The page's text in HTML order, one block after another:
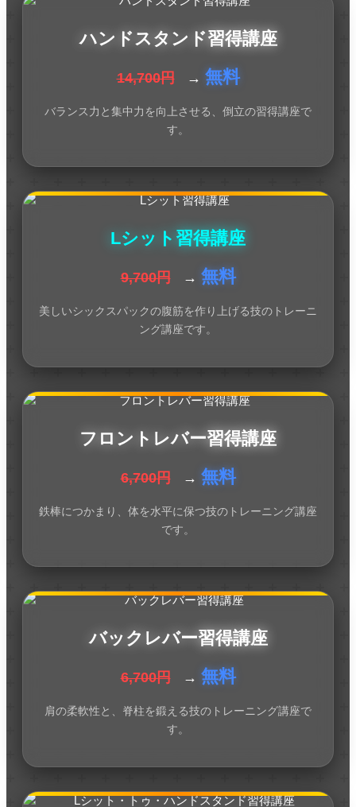
ハンドスタンド習得講座
14,700円 → 無料
バランス力と集中力を向上させる、倒立の習得講座で
す。
Lシット習得講座
9,700円 → 無料
美しいシックスパックの腹筋を作り上げる技のトレーニ
ング講座です。
フロントレバー習得講座
6,700円 → 無料
鉄棒につかまり、体を水平に保つ技のトレーニング講座
です。
バックレバー習得講座
6,700円 → 無料
肩の柔軟性と、脊柱を鍛える技のトレーニング講座で
す。